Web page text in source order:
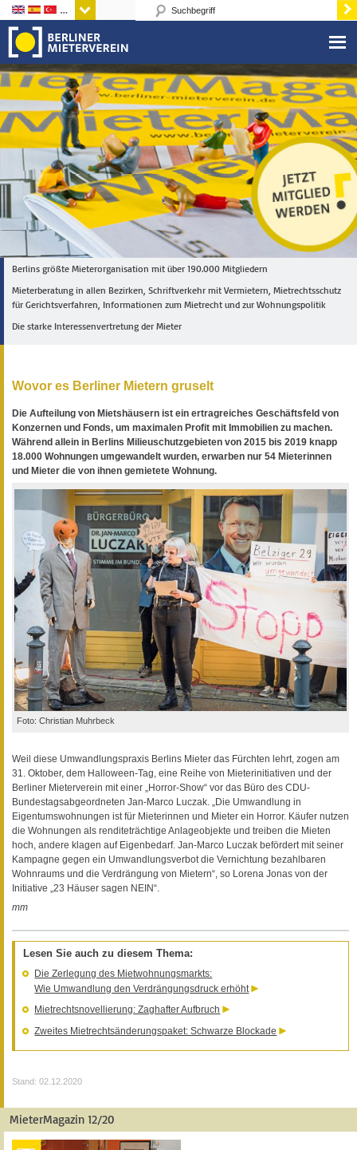
Sprachen
Berlins größte Mieterorganisation mit über 190.000 Mitgliedern
Mieterberatung in allen Bezirken, Schriftverkehr mit Vermietern, Mietrechtsschutz
für Gerichtsverfahren, Informationen zum Mietrecht und zur Wohnungspolitik
Die starke Interessenvertretung der Mieter
Wovor es Berliner Mietern gruselt
Die Aufteilung von Mietshäusern ist ein ertragreiches Geschäftsfeld von
Konzernen und Fonds, um maximalen Profit mit Immobilien zu machen.
Während allein in Berlins Milieuschutzgebieten von 2015 bis 2019 knapp
18.000 Wohnungen umgewandelt wurden, erwarben nur 54 Mieterinnen
und Mieter die von ihnen gemietete Wohnung.
Foto: Christian Muhrbeck
Weil diese Umwandlungspraxis Berlins Mieter das Fürchten lehrt, zogen am
31. Oktober, dem Halloween-Tag, eine Reihe von Mieterinitiativen und der
Berliner Mieterverein mit einer „Horror-Show“ vor das Büro des CDU-
Bundestagsabgeordneten Jan-Marco Luczak. „Die Umwandlung in
Eigentumswohnungen ist für Mieterinnen und Mieter ein Horror. Käufer nutzen
die Wohnungen als renditeträchtige Anlageobjekte und treiben die Mieten
hoch, andere klagen auf Eigenbedarf. Jan-Marco Luczak befördert mit seiner
Kampagne gegen ein Umwandlungsverbot die Vernichtung bezahlbaren
Wohnraums und die Verdrängung von Mietern“, so Lorena Jonas von der
Initiative „23 Häuser sagen NEIN“.
mm
Lesen Sie auch zu diesem Thema:
Die Zerlegung des Mietwohnungsmarkts:
Wie Umwandlung den Verdrängungsdruck erhöht
Mietrechtsnovellierung: Zaghafter Aufbruch
Zweites Mietrechtsänderungspaket: Schwarze Blockade
Stand: 02.12.2020
MieterMagazin 12/20